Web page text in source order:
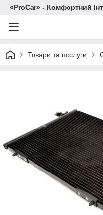
«ProCar» - Комфортний
Товари та послуги